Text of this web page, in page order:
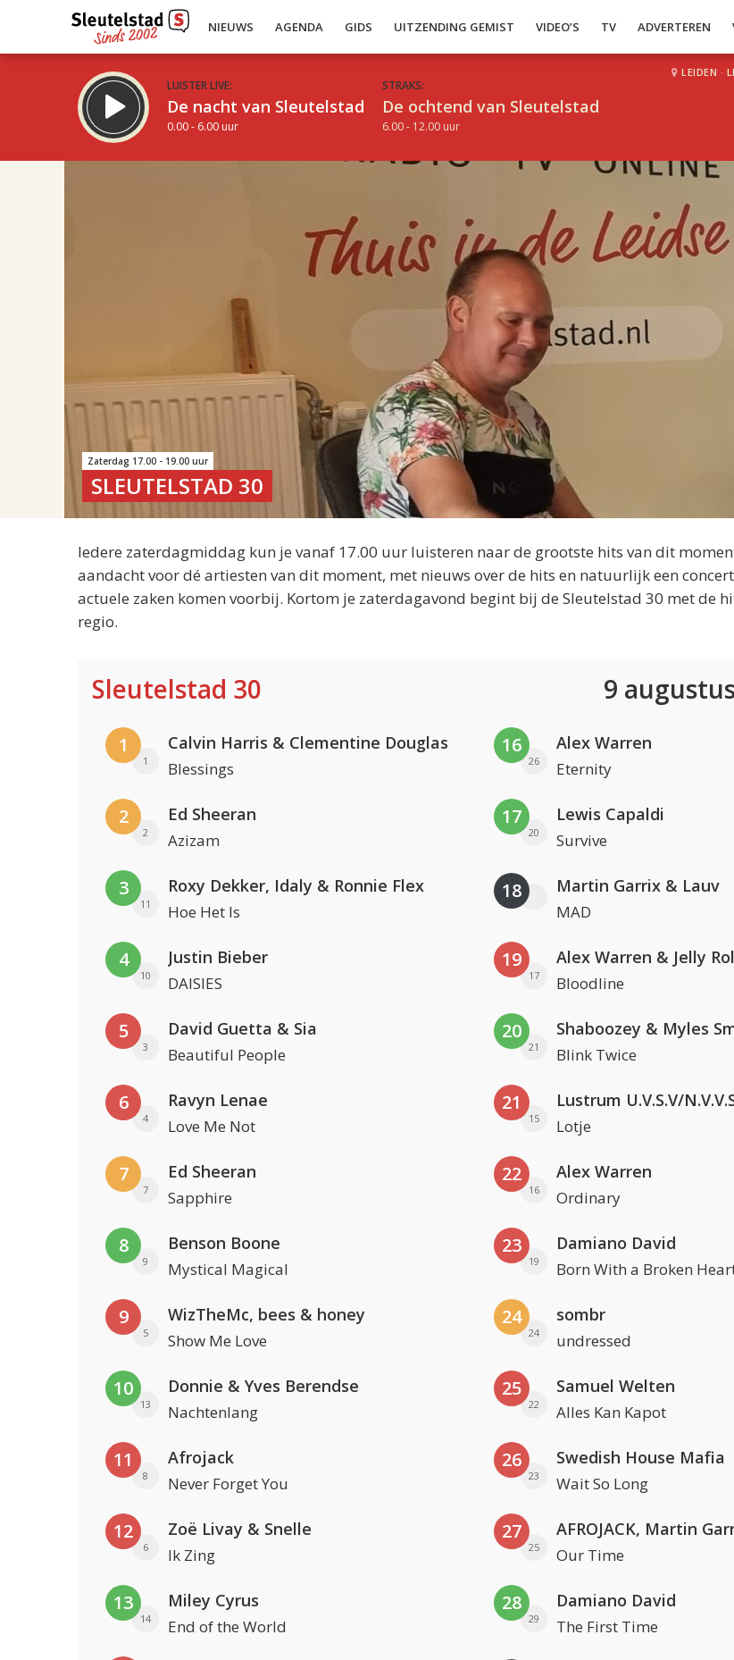
NIEUWS AGENDA GIDS UITZENDING GEMIST VIDEO’S TV ADVERTEREN
LUISTER LIVE:
De nacht van Sleutelstad
0.00 - 6.00 uur
STRAKS:
De ochtend van Sleutelstad
6.00 - 12.00 uur
LEIDEN ·
Zaterdag 17.00 - 19.00 uur
SLEUTELSTAD 30
Iedere zaterdagmiddag kun je vanaf 17.00 uur luisteren naar de grootste hits van dit
aandacht voor dé artiesten van dit moment, met nieuws over de hits en natuurlijk een
actuele zaken komen voorbij. Kortom je zaterdagavond begint bij de Sleutelstad 30 met de
regio.
Sleutelstad 30 9
1
1
Calvin Harris & Clementine Douglas
Blessings
2
2
Ed Sheeran
Azizam
3
11
Roxy Dekker, Idaly & Ronnie Flex
Hoe Het Is
4
10
Justin Bieber
DAISIES
5
3
David Guetta & Sia
Beautiful People
6
4
Ravyn Lenae
Love Me Not
7
7
Ed Sheeran
Sapphire
8
9
Benson Boone
Mystical Magical
9
5
WizTheMc, bees & honey
Show Me Love
10
13
Donnie & Yves Berendse
Nachtenlang
11
8
Afrojack
Never Forget You
12
6
Zoë Livay & Snelle
Ik Zing
13
14
Miley Cyrus
End of the World
16
26
Alex Warren
Eternity
17
20
Lewis Capaldi
Survive
18 Martin Garrix & Lauv
MAD
19
17
Alex Warren & Jelly
Bloodline
20
21
Shaboozey & Myles
Blink Twice
21
15 Lotje
22
16
Alex Warren
Ordinary
23
19
Damiano David
Born With a Broken
24
24
sombr
undressed
25
22
Samuel Welten
Alles Kan Kapot
26
23
Swedish House Mafia
Wait So Long
27
25 Our Time
28
29
Damiano David
The First Time